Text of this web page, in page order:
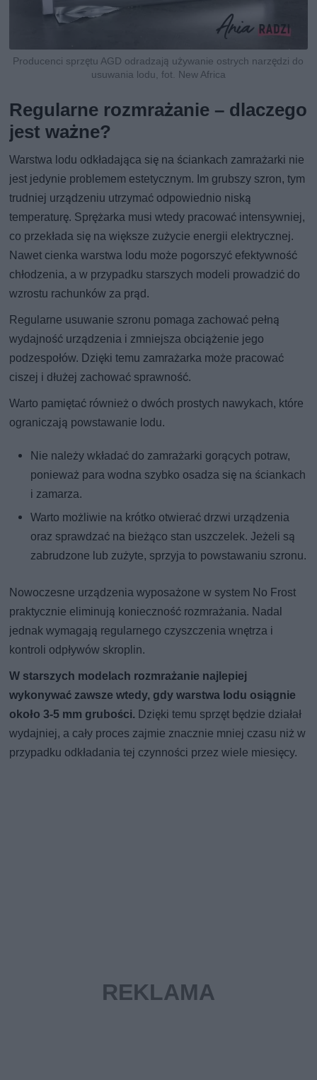
Producenci sprzętu AGD odradzają używanie ostrych narzędzi do
usuwania lodu, fot. New Africa
Regularne rozmrażanie – dlaczego
jest ważne?
Warstwa lodu odkładająca się na ściankach zamrażarki nie
jest jedynie problemem estetycznym. Im grubszy szron, tym
trudniej urządzeniu utrzymać odpowiednio niską
temperaturę. Sprężarka musi wtedy pracować intensywniej,
co przekłada się na większe zużycie energii elektrycznej.
Nawet cienka warstwa lodu może pogorszyć efektywność
chłodzenia, a w przypadku starszych modeli prowadzić do
wzrostu rachunków za prąd.
Regularne usuwanie szronu pomaga zachować pełną
wydajność urządzenia i zmniejsza obciążenie jego
podzespołów. Dzięki temu zamrażarka może pracować
ciszej i dłużej zachować sprawność.
Warto pamiętać również o dwóch prostych nawykach, które
ograniczają powstawanie lodu.
Nie należy wkładać do zamrażarki gorących potraw,
ponieważ para wodna szybko osadza się na ściankach
i zamarza.
Warto możliwie na krótko otwierać drzwi urządzenia
oraz sprawdzać na bieżąco stan uszczelek. Jeżeli są
zabrudzone lub zużyte, sprzyja to powstawaniu szronu.
Nowoczesne urządzenia wyposażone w system No Frost
praktycznie eliminują konieczność rozmrażania. Nadal
jednak wymagają regularnego czyszczenia wnętrza i
kontroli odpływów skroplin.
W starszych modelach rozmrażanie najlepiej
wykonywać zawsze wtedy, gdy warstwa lodu osiągnie
około 3-5 mm grubości. Dzięki temu sprzęt będzie działał
wydajniej, a cały proces zajmie znacznie mniej czasu niż w
przypadku odkładania tej czynności przez wiele miesięcy.